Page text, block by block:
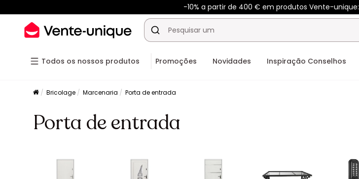
-10% a partir de 400 € em produtos Vente-unique:
Todos os nossos produtos Promoções Novidades Inspiração Conselhos
Bricolage Marcenaria Porta de entrada
Porta de entrada